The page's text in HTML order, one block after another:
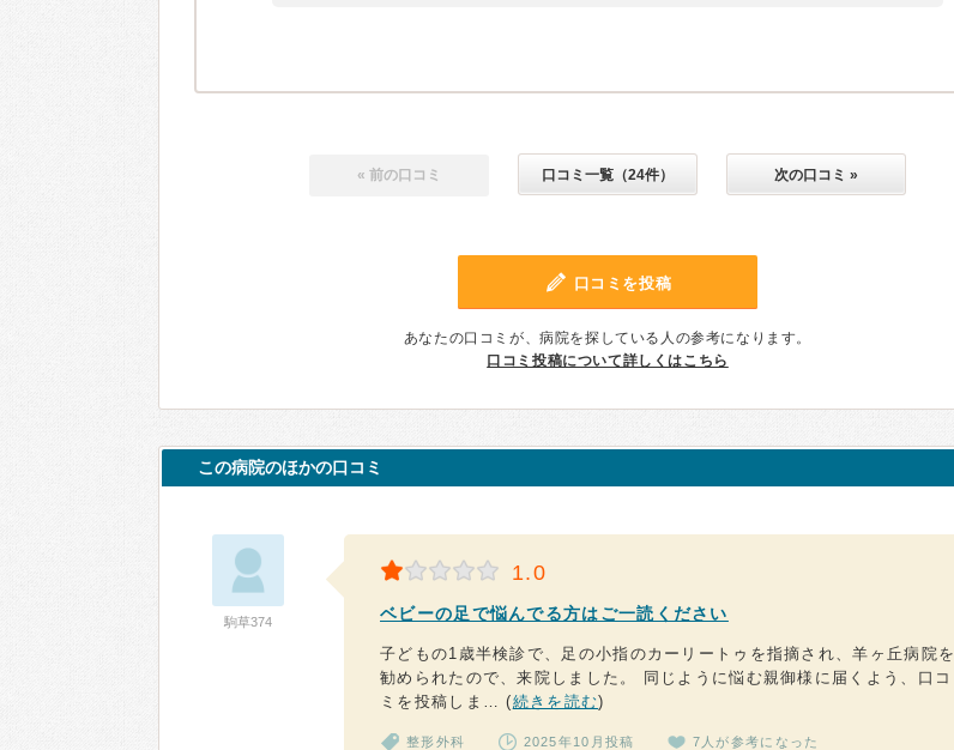
« 前の口コミ 口コミ一覧（24件） 次の口コミ »
口コミを投稿
あなたの口コミが、病院を探している人の参考になります。
口コミ投稿について詳しくはこちら
この病院のほかの口コミ
駒草374
1.0
ベビーの足で悩んでる方はご一読ください
子どもの1歳半検診で、足の小指のカーリートゥを指摘され、羊ヶ丘病院を
勧められたので、来院しました。 同じように悩む親御様に届くよう、口コ
ミを投稿しま… (続きを読む)
整形外科 2025年10月投稿 7人が参考になった